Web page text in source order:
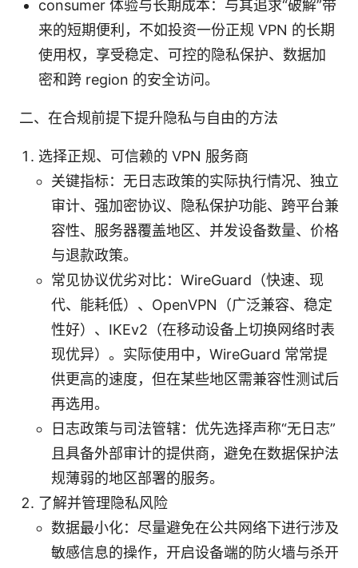
consumer 体验与长期成本：与其追求“破解”带
来的短期便利，不如投资一份正规 VPN 的长期
使用权，享受稳定、可控的隐私保护、数据加
密和跨 region 的安全访问。
二、在合规前提下提升隐私与自由的方法
选择正规、可信赖的 VPN 服务商
关键指标：无日志政策的实际执行情况、独立
审计、强加密协议、隐私保护功能、跨平台兼
容性、服务器覆盖地区、并发设备数量、价格
与退款政策。
常见协议优劣对比：WireGuard（快速、现
代、能耗低）、OpenVPN（广泛兼容、稳定
性好）、IKEv2（在移动设备上切换网络时表
现优异）。实际使用中，WireGuard 常常提
供更高的速度，但在某些地区需兼容性测试后
再选用。
日志政策与司法管辖：优先选择声称“无日志”
且具备外部审计的提供商，避免在数据保护法
规薄弱的地区部署的服务。
了解并管理隐私风险
数据最小化：尽量避免在公共网络下进行涉及
敏感信息的操作，开启设备端的防火墙与杀开